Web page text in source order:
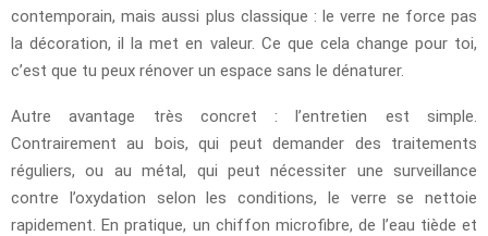
contemporain, mais aussi plus classique : le verre ne force pas
la décoration, il la met en valeur. Ce que cela change pour toi,
c’est que tu peux rénover un espace sans le dénaturer.
Autre avantage très concret : l’entretien est simple.
Contrairement au bois, qui peut demander des traitements
réguliers, ou au métal, qui peut nécessiter une surveillance
contre l’oxydation selon les conditions, le verre se nettoie
rapidement. En pratique, un chiffon microfibre, de l’eau tiède et